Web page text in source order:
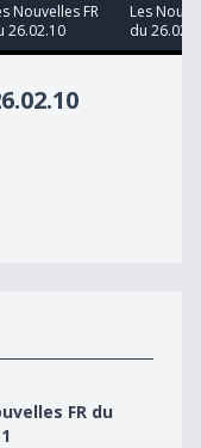
Nouvelles FR
26.02.10
Les
du
FR du